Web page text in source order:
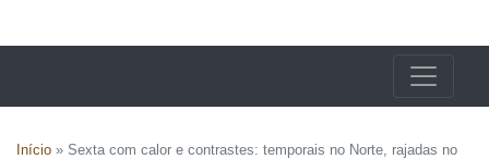
Início » Sexta com calor e contrastes: temporais no Norte, rajadas no